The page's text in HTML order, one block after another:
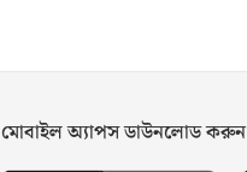
মোবাইল অ্যাপস ডাউনলোড করুন